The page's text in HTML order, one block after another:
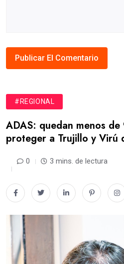
#REGIONAL
ADAS: quedan menos
proteger a Trujillo y Virú
0 3 mins. de lectura